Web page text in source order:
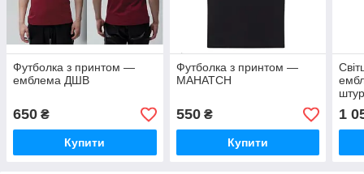
Футболка з принтом —
емблема ДШВ
650 ₴
Купити
Футболка з принтом —
MAHATCH
550₴
Купити
1